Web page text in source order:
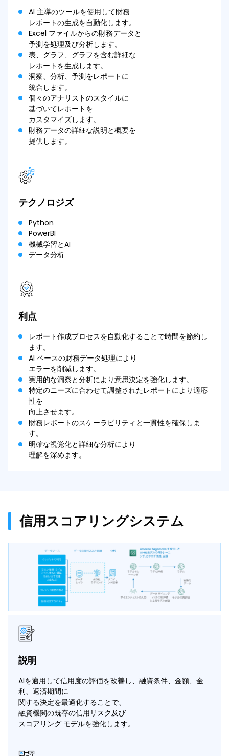
AI 主導のツールを使用して財務
レポートの生成を自動化します。
Excel ファイルからの財務データと
予測を処理及び分析します。
表、グラフ、グラフを含む詳細な
レポートを生成します。
洞察、分析、予測をレポートに
統合します。
個々のアナリストのスタイルに
基づいてレポートを
カスタマイズします。
財務データの詳細な説明と概要を
提供します。
テクノロジズ
Python
PowerBI​
機械学習とAI​
データ分析
利点
レポート作成プロセスを自動化することで時間を節約し
ます。
AI ベースの財務データ処理により
エラーを削減します。
実用的な洞察と分析により意思決定を強化します。
特定のニーズに合わせて調整されたレポートにより適応
性を
向上させます。
財務レポートのスケーラビリティと一貫性を確保しま
す。
明確な視覚化と詳細な分析により
理解を深めます。
信用スコアリングシステム
説明
AIを適用して信用度の評価を改善し、融資条件、金額、金
利、返済期間に
関する決定を最適化することで、
融資機関の既存の信用リスク及び
スコアリング モデルを強化します。